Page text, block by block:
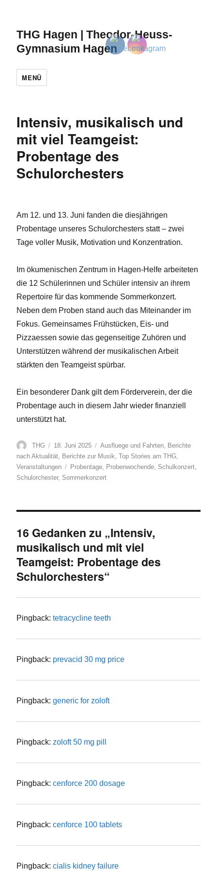
THG Hagen | Theodor-Heuss-
Gymnasium Hagen
MENÜ
Intensiv, musikalisch und
mit viel Teamgeist:
Probentage des
Schulorchesters
Am 12. und 13. Juni fanden die diesjährigen
Probentage unseres Schulorchesters statt – zwei
Tage voller Musik, Motivation und Konzentration.
Im ökumenischen Zentrum in Hagen-Helfe arbeiteten
die 12 Schülerinnen und Schüler intensiv an ihrem
Repertoire für das kommende Sommerkonzert.
Neben dem Proben stand auch das Miteinander im
Fokus. Gemeinsames Frühstücken, Eis- und
Pizzaessen sowie das gegenseitige Zuhören und
Unterstützen während der musikalischen Arbeit
stärkten den Teamgeist spürbar.
Ein besonderer Dank gilt dem Förderverein, der die
Probentage auch in diesem Jahr wieder finanziell
unterstützt hat.
Autor
THG
Veröffentlicht
am
18. Juni 2025 Kategorien
Ausfluege und Fahrten, Berichte
nach Aktualität, Berichte zur Musik,Top Stories am THG,
Veranstaltungen
Schlagwörter
Probentage, Probenwochende, Schulkonzert,
Schulorchester, Sommerkonzert
16 Gedanken zu „Intensiv,
musikalisch und mit viel
Teamgeist: Probentage des
Schulorchesters“
Pingback:tetracycline teeth
Pingback: prevacid 30 mg price
Pingback:generic for zoloft
Pingback:zoloft 50 mg pill
Pingback:cenforce 200 dosage
Pingback:cenforce 100 tablets
Pingback:cialis kidney failure